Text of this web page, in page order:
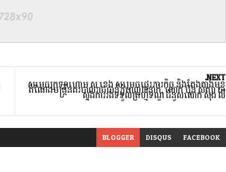
NEXT
សម្ដេចក្រឡាហោម ស ខេង សម្រេចផ្ទេរភារកិច្ច និងតែងតាំងមុខ
តំណែងមន្ដ្រីនគរបាលរាជធានីភ្នំពេញ៣នាក់, លោក ប៊ុន សត្យា ជា
ស្នងការរងទទួលព្រហ្មទណ្ឌ ជំនួសលោក សុង លី
BLOGGER DISQUS FACEBOOK